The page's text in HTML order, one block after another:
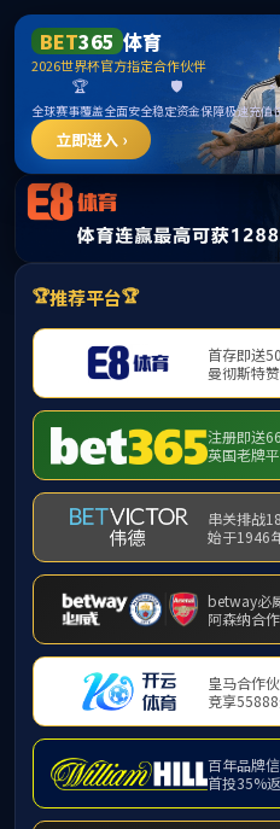
本院资讯 通知公告 图